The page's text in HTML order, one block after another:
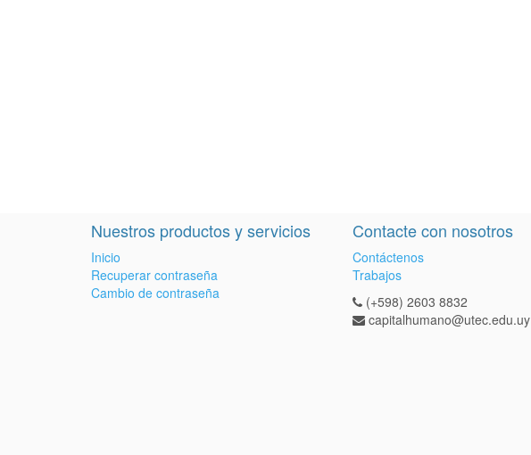
Nuestros productos y servicios
Inicio
Recuperar contraseña
Cambio de contraseña
Contacte con nosotros
Contáctenos
Trabajos
(+598) 2603 8832
capitalhumano@utec.edu.uy